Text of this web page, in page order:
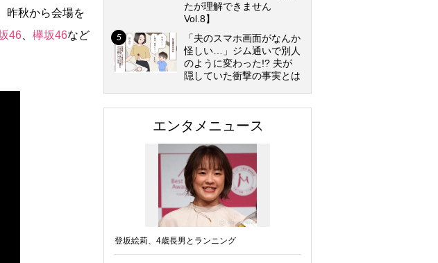
昨秋から会場を
46 欅坂46など
たが理解できません
Vol.8】
「夫のスマホ画面がなんか
怪しい…」ジム通いで別人
のように変わった!? 夫が
隠していた衝撃の事実とは
エンタメニュース
登坂絵莉、4歳長男とランニング